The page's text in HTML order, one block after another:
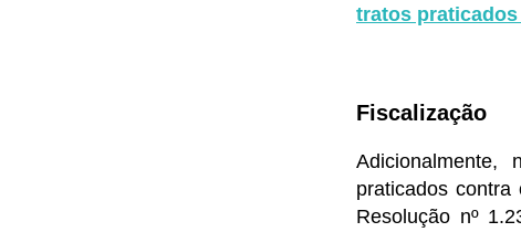
tratos
Fiscalização
praticados
Resolução nº